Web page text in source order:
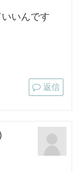
いんです
返信